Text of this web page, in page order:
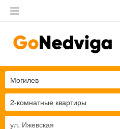
2-комнатные квартиры
Могилев